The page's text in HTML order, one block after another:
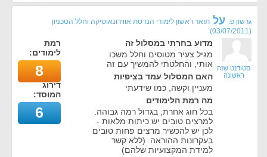
גרשון פ. על תואר ראשון לימודי הנדסת אווירונאוטיקה וחלל הטכניון
(
03/07/2011
)
סטודנט שנה
ראשונה
מדוע בחרתי במסלול זה
מגיל צעיר מטוסים וחלל משכו
אותי, והחלטתי להמשיך עם זה
האם המסלול עמד בציפיות
מעניין וקשה, כמו שידעתי
מה רמת הלימודים
בכל חוג אחרת, בגדול רמה גבוהה.
למרצים טובים יש כיתות מלאות -
לכן יש להכשיר מרצים פחות טובים
בעקרונות ההוראה. (ללא קשר
למידת המקצועיות שלהם)
רמת
לימודים:
8
דירוג
המוסד:
6